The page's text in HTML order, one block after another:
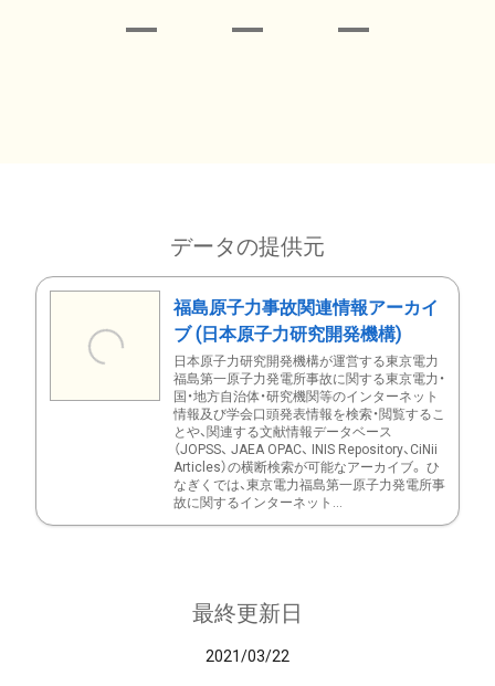
データの提供元
福島原子力事故関連情報アーカイ
ブ (日本原子力研究開発機構)
日本原子力研究開発機構が運営する東京電力
福島第一原子力発電所事故に関する東京電力・
国・地方自治体・研究機関等のインターネット
情報及び学会口頭発表情報を検索・閲覧するこ
とや、関連する文献情報データベース
（JOPSS、 JAEA OPAC、 INIS Repository、CiNii
Articles）の横断検索が可能なアーカイブ。 ひ
なぎくでは、東京電力福島第一原子力発電所事
故に関するインターネット...
最終更新日
2021/03/22